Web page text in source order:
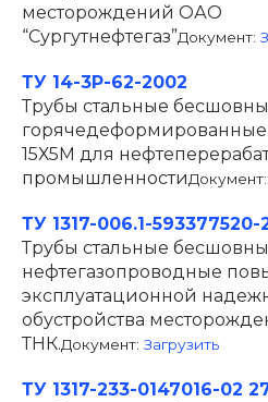
месторождений ОАО
“Сургутнефтегаз”Документ:
ТУ 14-3Р-62-2002
Трубы стальные
горячедеформированные
15Х5М для
промышленностиДокумент:
ТУ 1317-006.1-593377520-
Трубы стальные
нефтегазопроводные
эксплуатационной
обустройства
ТНК.Документ: Загрузить
ТУ 1317-233-0147016-02